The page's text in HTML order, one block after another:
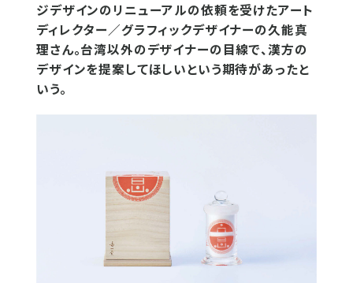
ジデザインのリニューアルの依頼を受けたアート
ディレクター／グラフィックデザイナーの久能真
理さん。台湾以外のデザイナーの目線で、漢方の
デザインを提案してほしいという期待があったと
いう。